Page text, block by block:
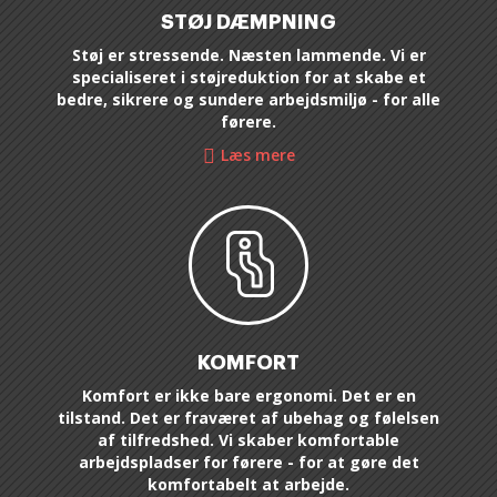
STØJ DÆMPNING
Støj er stressende. Næsten lammende. Vi er
specialiseret i støjreduktion for at skabe et
bedre, sikrere og sundere arbejdsmiljø - for alle
førere.
Læs mere
KOMFORT
Komfort er ikke bare ergonomi. Det er en
tilstand. Det er fraværet af ubehag og følelsen
af tilfredshed. Vi skaber komfortable
arbejdspladser for førere - for at gøre det
komfortabelt at arbejde.